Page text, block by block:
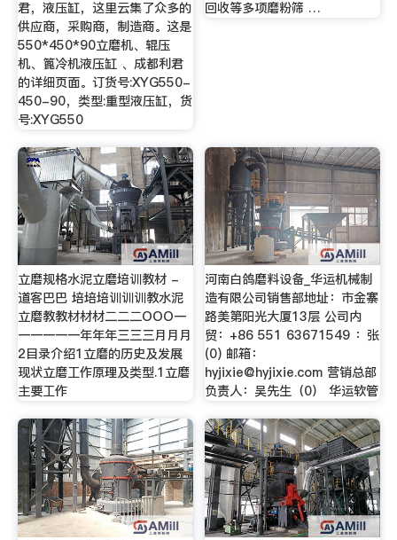
君，液压缸，这里云集了众多的
供应商，采购商，制造商。这是
550*450*90立磨机、辊压
机、篦冷机液压缸 、成都利君
的详细页面。订货号:XYG550-
450-90，类型:重型液压缸，货
号:XYG550
回收等多项磨粉筛 …
立磨规格水泥立磨培训教材 -
道客巴巴 培培培训训训教水泥
立磨教教材材材二二二OOO一
一一一一一年年年三三三月月月
2目录介绍1立磨的历史及发展
现状立磨工作原理及类型.1立磨
主要工作
河南白鸽磨料设备_华运机械制
造有限公司销售部地址：市金寨
路美第阳光大厦13层 公司内
贸：+86 551 63671549 ：张
(0) 邮箱：
hyjixie@hyjixie.com 营销总部
负责人：吴先生（0） 华运软管